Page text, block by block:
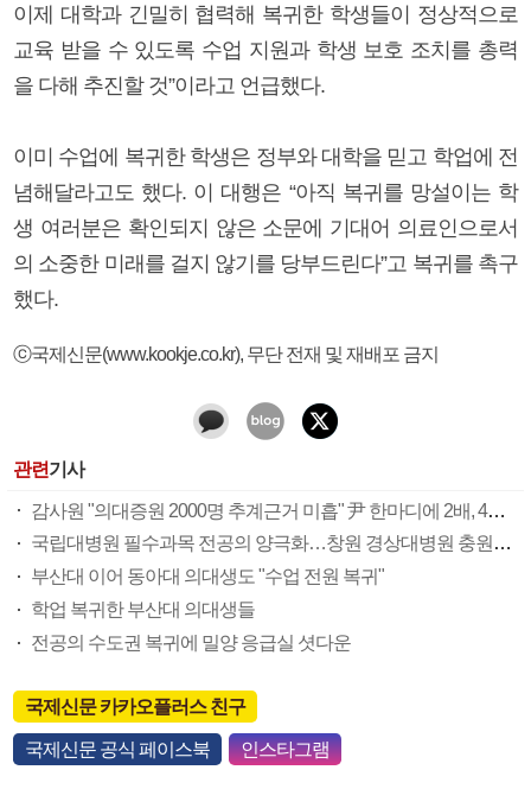
이제 대학과 긴밀히 협력해 복귀한 학생들이 정상적으로
교육 받을 수 있도록 수업 지원과 학생 보호 조치를 총력
을 다해 추진할 것”이라고 언급했다.
이미 수업에 복귀한 학생은 정부와 대학을 믿고 학업에 전
념해달라고도 했다. 이 대행은 “아직 복귀를 망설이는 학
생 여러분은 확인되지 않은 소문에 기대어 의료인으로서
의 소중한 미래를 걸지 않기를 당부드린다”고 복귀를 촉구
했다.
ⓒ국제신문(www.kookje.co.kr), 무단 전재 및 재배포 금지
관련기사
감사원 "의대증원 2000명 추계근거 미흡" 尹 한마디에 2배, 4배로
국립대병원 필수과목 전공의 양극화…창원 경상대병원 충원율 23%
부산대 이어 동아대 의대생도 "수업 전원 복귀"
학업 복귀한 부산대 의대생들
전공의 수도권 복귀에 밀양 응급실 셧다운
국제신문 카카오플러스 친구
국제신문 공식 페이스북 인스타그램